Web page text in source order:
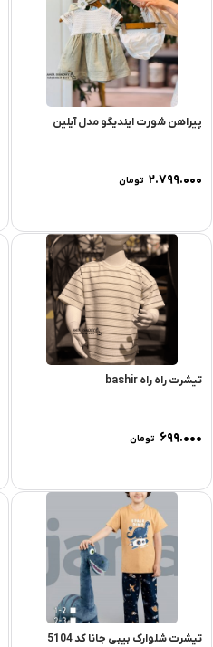
پیراهن شورت ایندیگو مدل آیلین
۲.۷۹۹.۰۰۰ تومان
تیشرت راه راه bashir
۶۹۹.۰۰۰ تومان
تیشرت شلوارک بیبی جانا کد 5104